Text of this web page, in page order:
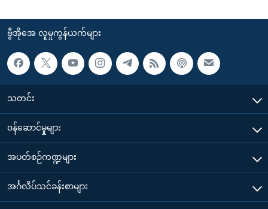
ဗွီအိုအေ လူမှုကွန်ယက်များ
သတင်း
၀န်ဆောင်မှုများ
အပတ်စဉ်ကဏ္ဍများ
အင်္ဂလိပ်သင်ခန်းစာများ